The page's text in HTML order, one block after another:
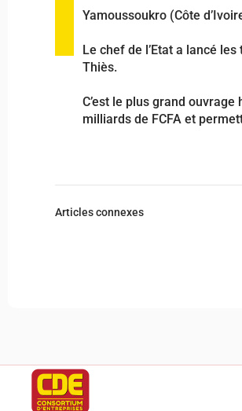
Yamoussoukro (Côte
Le chef de l’Etat a lancé
Thiès.
C’est le plus grand
milliards de FCFA et
Articles connexes